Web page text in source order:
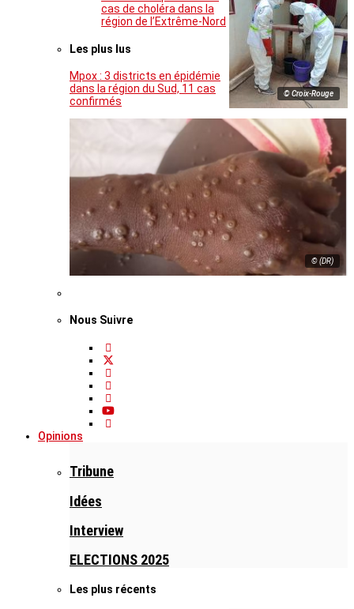
© Croix-Rouge
cas de choléra dans la
région de l’Extrême-Nord
Les plus lus
Mpox : 3 districts en épidémie
dans la région du Sud, 11 cas
confirmés
© (DR)
Nous Suivre
Opinions
Tribune
Idées
Interview
ELECTIONS 2025
Les plus récents